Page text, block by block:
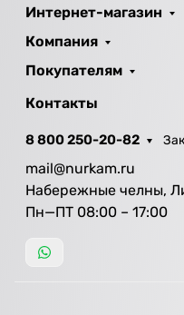
Интернет-магазин
Компания
Покупателям
Контакты
8 800 250-20-82
mail@nurkam.ru
Набережные челны,
Пн—ПТ 08:00 – 17:00